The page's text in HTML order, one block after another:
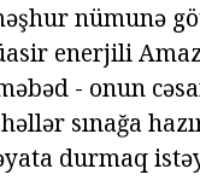
nümunə
enerjili
məbəd - onun
sınağa
durmaq